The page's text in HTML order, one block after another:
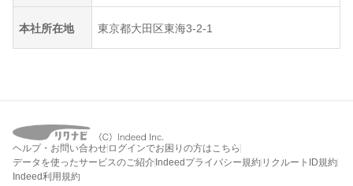
本社所在地 東京都大田区東海3-2-1
ヘルプ・お問い合わせ ログインでお困りの方はこちら
データを使ったサービスのご紹介 Indeedプライバシー規約 リクルートID規約
Indeed利用規約